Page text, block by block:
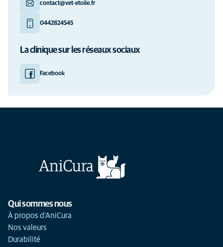
contact@vet-etoile.fr
0442824545
La clinique sur les réseaux sociaux
Facebook
Qui sommes nous
À propos d'AniCura
Nos valeurs
Durabilité